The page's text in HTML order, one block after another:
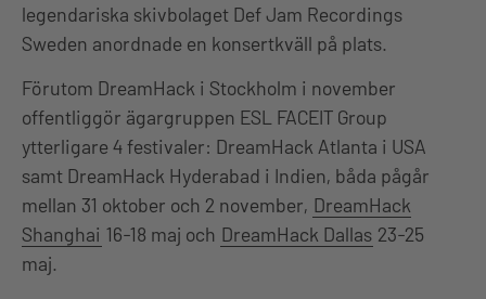
legendariska skivbolaget Def Jam Recordings
Sweden anordnade en konsertkväll på plats.
Förutom DreamHack i Stockholm i november
offentliggör ägargruppen ESL FACEIT Group
ytterligare 4 festivaler: DreamHack Atlanta i USA
samt DreamHack Hyderabad i Indien, båda pågår
mellan 31 oktober och 2 november, DreamHack
Shanghai 16-18 maj och DreamHack Dallas 23-25
maj.